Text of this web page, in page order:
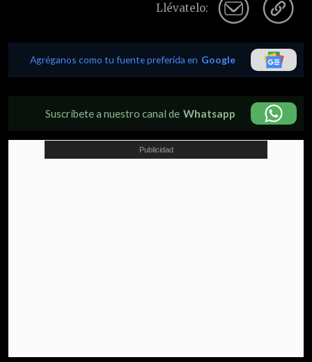
Llévatelo:
Agréganos como tu fuente preferida en Google
Suscríbete a nuestro canal de Whatsapp